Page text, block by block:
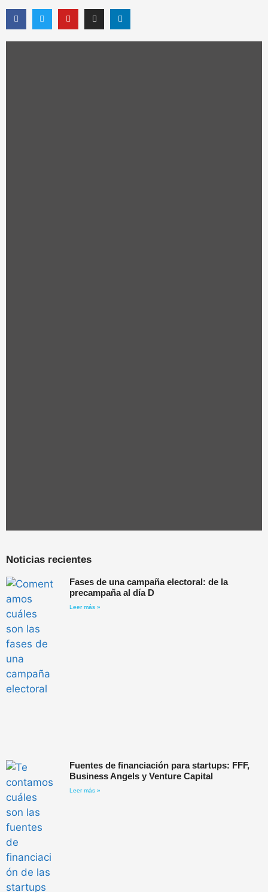
Noticias recientes
Fases de una campaña electoral: de la
precampaña al día D
Leer más »
Fuentes de financiación para startups: FFF,
Business Angels y Venture Capital
Leer más »